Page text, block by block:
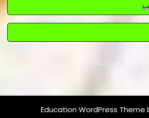
Education WordPress Theme